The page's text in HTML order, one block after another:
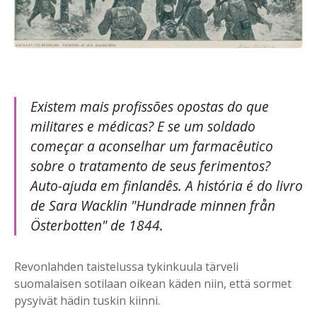
Existem mais profissões opostas do que
militares e médicas? E se um soldado
começar a aconselhar um farmacêutico
sobre o tratamento de seus ferimentos?
Auto-ajuda em finlandês. A história é do livro
de Sara Wacklin "Hundrade minnen från
Österbotten" de 1844.
Revonlahden taistelussa tykinkuula tärveli
suomalaisen sotilaan oikean käden niin, että sormet
pysyivät hädin tuskin kiinni.